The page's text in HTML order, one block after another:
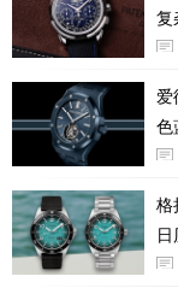
的精致感和完整
钮，日常佩戴会更
复
爱
色
格